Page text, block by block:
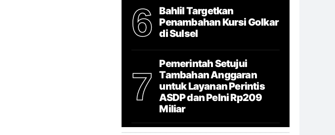
6
Bahlil Targetkan
Penambahan Kursi Golkar
di Sulsel
7
Pemerintah Setujui
Tambahan Anggaran
untuk Layanan Perintis
ASDP dan Pelni Rp209
Miliar